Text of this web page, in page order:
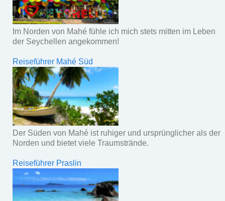
Im Norden von Mahé fühle ich mich stets mitten im Leben
der Seychellen angekommen!
Reiseführer Mahé Süd
Der Süden von Mahé ist ruhiger und ursprünglicher als der
Norden und bietet viele Traumstrände.
Reiseführer Praslin